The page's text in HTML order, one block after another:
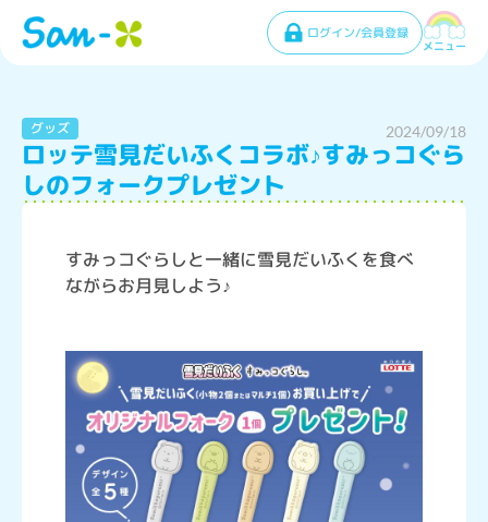
ログイン/会員登録
メニュー
グッズ 2024/09/18
ロッテ雪見だいふくコラボ♪すみっコぐら
しのフォークプレゼント
すみっコぐらしと一緒に雪見だいふくを食べ
ながらお月見しよう♪